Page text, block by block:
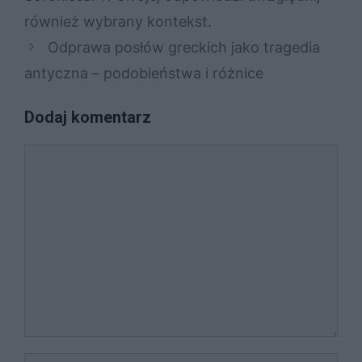
również wybrany kontekst.
Odprawa posłów greckich jako tragedia
antyczna – podobieństwa i różnice
Dodaj komentarz